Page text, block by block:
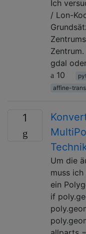
Ich
/ Lon-
gdal
10
affine-
1
Um die
muss
ein
if